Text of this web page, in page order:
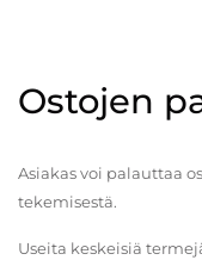
Ostojen
Asiakas voi palauttaa
tekemisestä.
Useita keskeisiä